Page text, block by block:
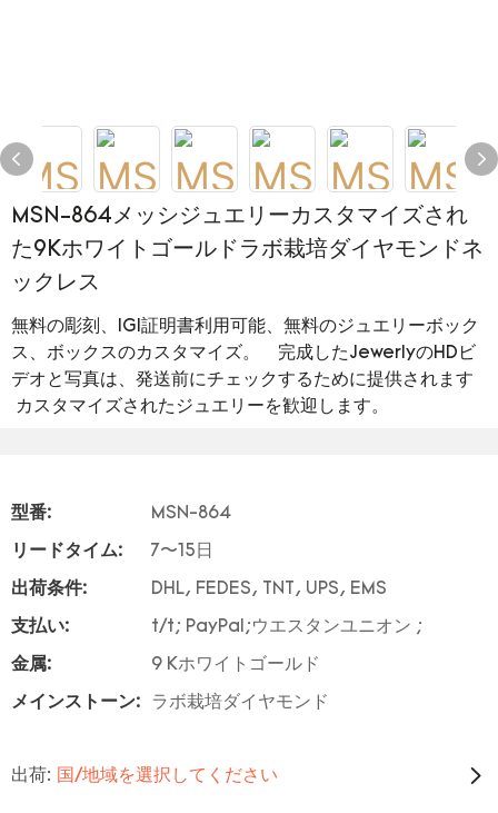
MSN-864メッシジュエリーカスタマイズされ
た9Kホワイトゴールドラボ栽培ダイヤモンドネ
ックレス
無料の彫刻、IGI証明書利用可能、無料のジュエリーボック
ス、ボックスのカスタマイズ。 完成したJewerlyのHDビ
デオと写真は、発送前にチェックするために提供されます
カスタマイズされたジュエリーを歓迎します。
型番: MSN-864
リードタイム: 7〜15日
出荷条件: DHL, FEDES, TNT, UPS, EMS
支払い: t/t; PayPal;ウエスタンユニオン ;
金属: 9 Kホワイトゴールド
メインストーン: ラボ栽培ダイヤモンド
出荷: 国/地域を選択してください